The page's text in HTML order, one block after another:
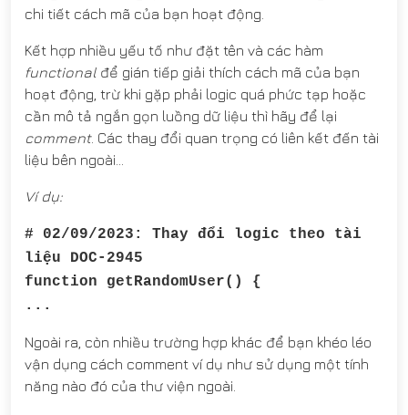
chi tiết cách mã của bạn hoạt động.
Kết hợp nhiều yếu tố như đặt tên và các hàm
functional để gián tiếp giải thích cách mã của bạn
hoạt động, trừ khi gặp phải logic quá phức tạp hoặc
cần mô tả ngắn gọn luồng dữ liệu thì hãy để lại
comment. Các thay đổi quan trọng có liên kết đến tài
liệu bên ngoài…
Ví dụ:
# 02/09/2023: Thay đổi logic theo tài
liệu DOC-2945
function getRandomUser() {
...
Ngoài ra, còn nhiều trường hợp khác để bạn khéo léo
vận dụng cách comment ví dụ như sử dụng một tính
năng nào đó của thư viện ngoài.